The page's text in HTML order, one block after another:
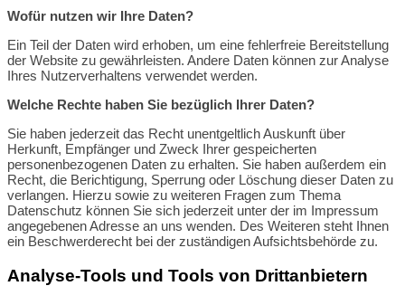
Wofür nutzen wir Ihre Daten?
Ein Teil der Daten wird erhoben, um eine fehlerfreie Bereitstellung
der Website zu gewährleisten. Andere Daten können zur Analyse
Ihres Nutzerverhaltens verwendet werden.
Welche Rechte haben Sie bezüglich Ihrer Daten?
Sie haben jederzeit das Recht unentgeltlich Auskunft über
Herkunft, Empfänger und Zweck Ihrer gespeicherten
personenbezogenen Daten zu erhalten. Sie haben außerdem ein
Recht, die Berichtigung, Sperrung oder Löschung dieser Daten zu
verlangen. Hierzu sowie zu weiteren Fragen zum Thema
Datenschutz können Sie sich jederzeit unter der im Impressum
angegebenen Adresse an uns wenden. Des Weiteren steht Ihnen
ein Beschwerderecht bei der zuständigen Aufsichtsbehörde zu.
Analyse-Tools und Tools von Drittanbietern